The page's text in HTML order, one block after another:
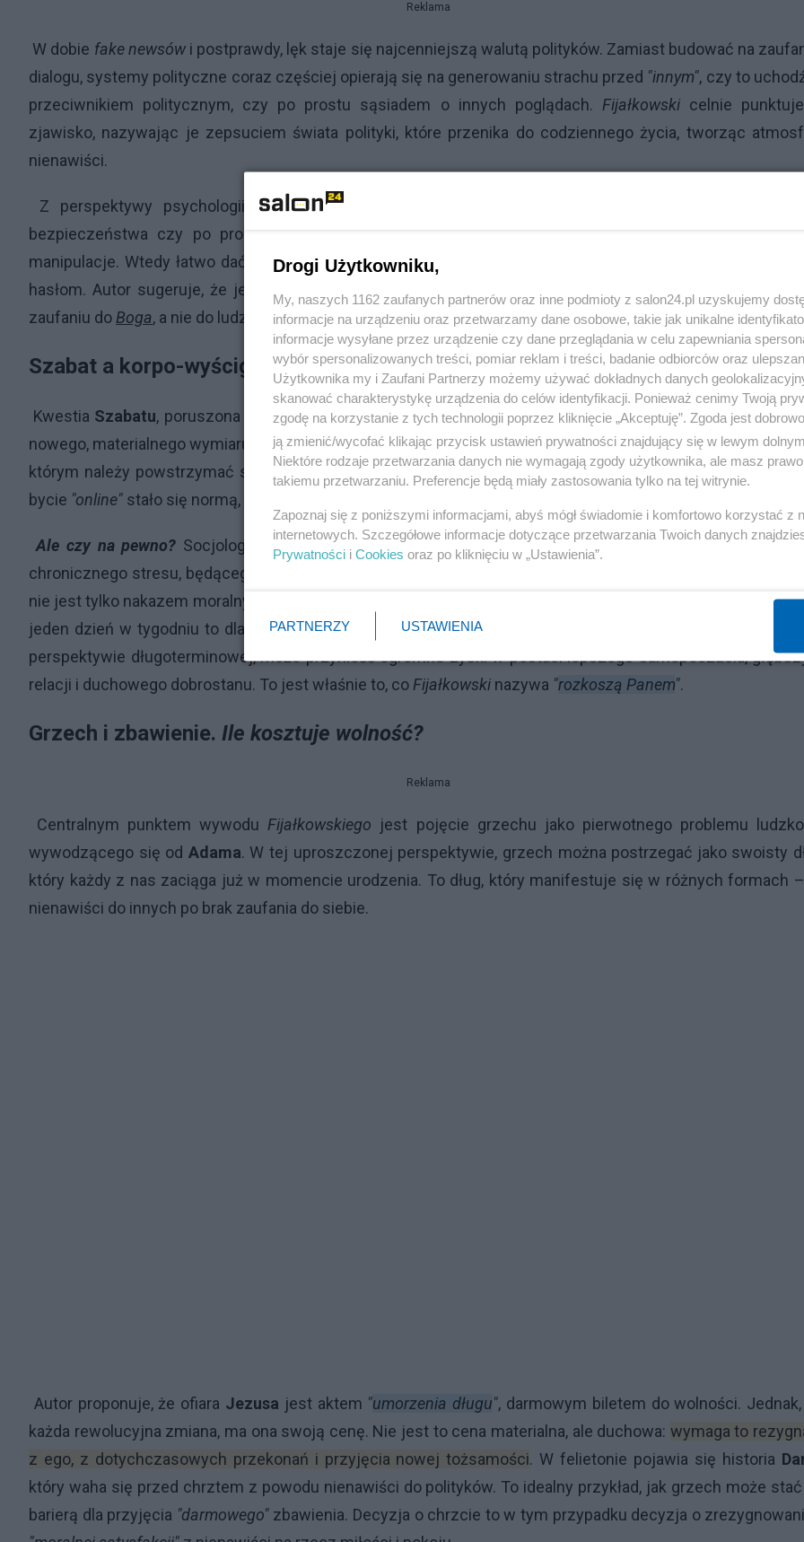
Reklama
W dobie fake newsówi postprawdy, lęk staje się najcenniejszą walutą polityków. Zamiast budować na
dialogu, systemy polityczne coraz częściej opierają się na generowaniu strachu przed "innym", czy to
przeciwnikiem politycznym, czy po prostu sąsiadem o innych poglądach. Fijałkowskicelnie
zjawisko, nazywając je zepsuciem świata polityki, które przenika do codziennego życia, tworząc
nienawiści.
Z perspektywy psychologii społecznej, jest to mechanizm dobrze znany. Lęk przed utratą
bezpieczeństwa czy po prostu kontroli nad własnym życiem sprawia, że jesteśmy bardziej podatni
manipulacje. Wtedy łatwo dać się ponieść emocjom, a racjonalne myślenie ustępuje miejsca
hasłom. Autor sugeruje, że jedynym remedium na tę psychiczną plagę jest powrót do wartości opartych
zaufaniu do Boga, a nie do ludzkich instytucji, które zawodzą.
Szabat a korpo-wyścig. Czy stać Cię na odpoczynek?
Kwestia Szabatu, poruszona przezFijałkowskiego, nabiera w kontekście współczesnego kapitalizmu
nowego, materialnego wymiaru. W cytacie zKsięgiIzajasza 58, 13-14autor podkreśla wartość dnia
którym należy powstrzymać się od pracy. W dobie24/7, gdzie produktywność jest najwyższą cnotą, a
bycie "online" stało się normą, idea całkowitego odłączenia się od obowiązków zawodowych brzmi jak
Ale czy na pewno? Socjologowie i psychologowie coraz częściej alarmują o fali wypalenia
chronicznego stresu, będącego efektem nieustannego
nie jest tylko nakazem moralnym, ale wręcz inwestycją w zdrowie psychiczne i fizyczne. Rezygnacja z
jeden dzień w tygodniu to dla wielu decyzja, która wiąże się z potencjalnym kosztem materialnym.
perspektywie długoterminowej, może przynieść ogromne zyski w postaci lepszego samopoczucia,
relacji i duchowego dobrostanu. To jest właśnie to, co Fijałkowski nazywa "rozkoszą Panem".
Grzech i zbawienie. Ile kosztuje wolność?
Reklama
Centralnym punktem wywodu Fijałkowskiego jest pojęcie grzechu jako pierwotnego problemu
wywodzącego się od Adama. W tej uproszczonej perspektywie, grzech można postrzegać jako swoisty
który każdy z nas zaciąga już w momencie urodzenia. To dług, który manifestuje się w różnych formach
nienawiści do innych po brak zaufania do siebie.
Autor proponuje, że ofiara Jezusa jest aktem "umorzenia długu", darmowym biletem do wolności.
każda rewolucyjna zmiana, ma ona swoją cenę. Nie jest to cena materialna, ale duchowa: wymaga to
z ego, z dotychczasowych przekonań i przyjęcia nowej tożsamości. W felietonie pojawia się historia
który waha się przed chrztem z powodu nienawiści do polityków. To idealny przykład, jak grzech może
barierą dla przyjęcia "darmowego"zbawienia. Decyzja o chrzcie to w tym przypadku decyzja o
Drogi Użytkowniku,
My, naszych 1162 zaufanych partnerów oraz inne podmioty z salon24.pl uzyskujemy
informacje na urządzeniu oraz przetwarzamy dane osobowe, takie jak unikalne
informacje wysyłane przez urządzenie czy dane przeglądania w celu zapewniania
wybór spersonalizowanych treści, pomiar reklam i treści, badanie odbiorców oraz
Użytkownika my i Zaufani Partnerzy możemy używać dokładnych danych
skanować charakterystykę urządzenia do celów identyfikacji. Ponieważ cenimy Twoją
zgodę na korzystanie z tych technologii poprzez kliknięcie „Akceptuję”. Zgoda jest
ją zmienić/wycofać klikając przycisk ustawień prywatności znajdujący się w lewym
Niektóre rodzaje przetwarzania danych nie wymagają zgody użytkownika, ale masz
takiemu przetwarzaniu. Preferencje będą miały zastosowania tylko na tej witrynie.
Zapoznaj się z poniższymi informacjami, abyś mógł świadomie i komfortowo korzystać z
internetowych. Szczegółowe informacje dotyczące przetwarzania Twoich danych
Prywatności i Cookies oraz po kliknięciu w „Ustawienia”.
PARTNERZY USTAWIENIA